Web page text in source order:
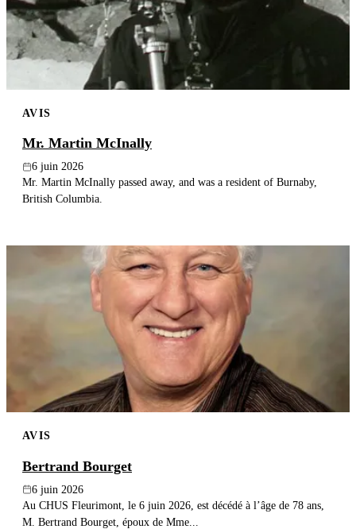
AVIS
Mr. Martin McInally
6 juin 2026
Mr. Martin McInally passed away, and was a resident of Burnaby,
British Columbia.
AVIS
Bertrand Bourget
6 juin 2026
Au CHUS Fleurimont, le 6 juin 2026, est décédé à l’âge de 78 ans,
M. Bertrand Bourget, époux de Mme...